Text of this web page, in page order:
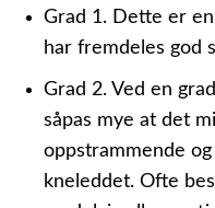
Grad 1. Dette er
har fremdeles god
Grad 2. Ved en
såpas mye at det
oppstrammende
kneleddet. Ofte